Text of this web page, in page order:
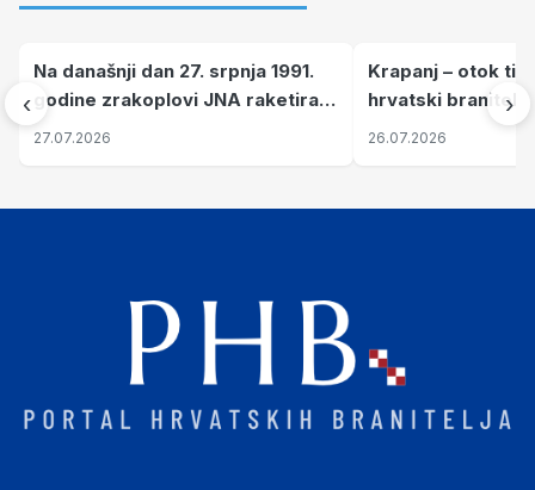
‹
Na današnji dan 27. srpnja 1991.
godine zrakoplovi JNA raketirali
su vojarnu i obučni centar "Nikola
27.07.2026
Krapanj – otok
hrvatski branitelji
pronalaze mir
26.07.2026
›